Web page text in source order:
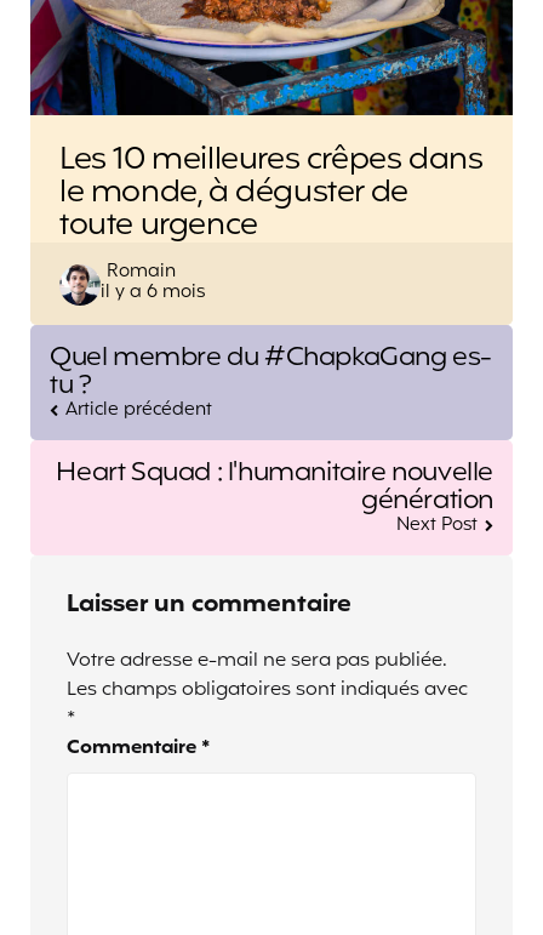
Les 10 meilleures crêpes dans
le monde, à déguster de
toute urgence
Posted
by
Romain
il y a 6 mois
Post
navigation
Quel membre du #ChapkaGang es-
tu ?
Article précédent
Heart Squad : l'humanitaire nouvelle
génération
Next Post
Laisser un commentaire
Votre adresse e-mail ne sera pas publiée.
Les champs obligatoires sont indiqués avec
*
Commentaire *